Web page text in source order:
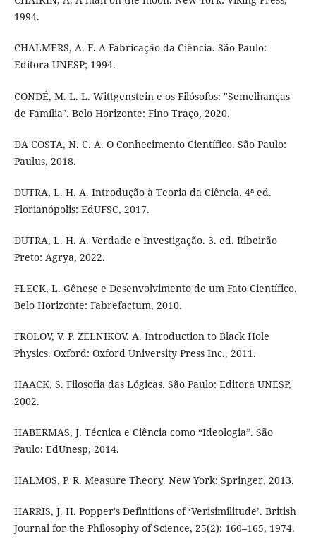
1994.
CHALMERS, A. F. A Fabricação da Ciência. São Paulo:
Editora UNESP; 1994.
CONDÉ, M. L. L. Wittgenstein e os Filósofos: "Semelhanças
de Família". Belo Horizonte: Fino Traço, 2020.
DA COSTA, N. C. A. O Conhecimento Científico. São Paulo:
Paulus, 2018.
DUTRA, L. H. A. Introdução à Teoria da Ciência. 4ª ed.
Florianópolis: EdUFSC, 2017.
DUTRA, L. H. A. Verdade e Investigação. 3. ed. Ribeirão
Preto: Agrya, 2022.
FLECK, L. Gênese e Desenvolvimento de um Fato Científico.
Belo Horizonte: Fabrefactum, 2010.
FROLOV, V. P. ZELNIKOV. A. Introduction to Black Hole
Physics. Oxford: Oxford University Press Inc., 2011.
HAACK, S. Filosofia das Lógicas. São Paulo: Editora UNESP,
2002.
HABERMAS, J. Técnica e Ciência como “Ideologia”. São
Paulo: EdUnesp, 2014.
HALMOS, P. R. Measure Theory. New York: Springer, 2013.
HARRIS, J. H. Popper's Definitions of ‘Verisimilitude’. British
Journal for the Philosophy of Science, 25(2): 160–165, 1974.